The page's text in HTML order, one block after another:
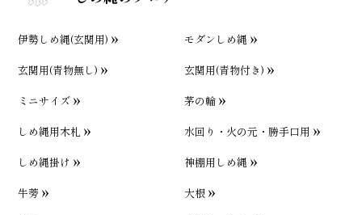
伊勢しめ縄(玄関用)
モダンしめ縄
玄関用(青物無し)
玄関用(青物付き)
ミニサイズ
茅の輪
しめ縄用木札
水回り・火の元・勝手口用
しめ縄掛け
神棚用しめ縄
牛蒡
大根